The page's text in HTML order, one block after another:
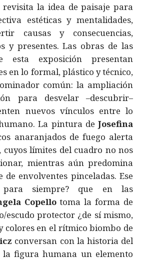
la idea de paisaje para
estéticas y mentalidades,
causas y consecuencias,
y presentes. Las obras de las
esta exposición presentan
en lo formal, plástico y técnico,
común: la ampliación
para desvelar –descubrir–
nuevos vínculos entre lo
La pintura de Josefina
anaranjados de fuego alerta
cuyos límites del cuadro no nos
mientras aún predomina
de envolventes pinceladas. Ese
para siempre? que en las
Copellotoma la forma de
escudo protector ¿de sí mismo,
colores en el rítmico biombo de
conversan con la historia del
la figura humana un elemento